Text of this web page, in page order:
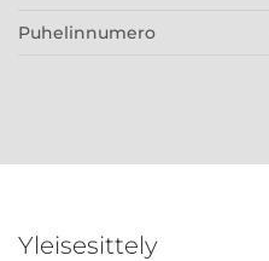
Puhelinnumero
Yleisesittely